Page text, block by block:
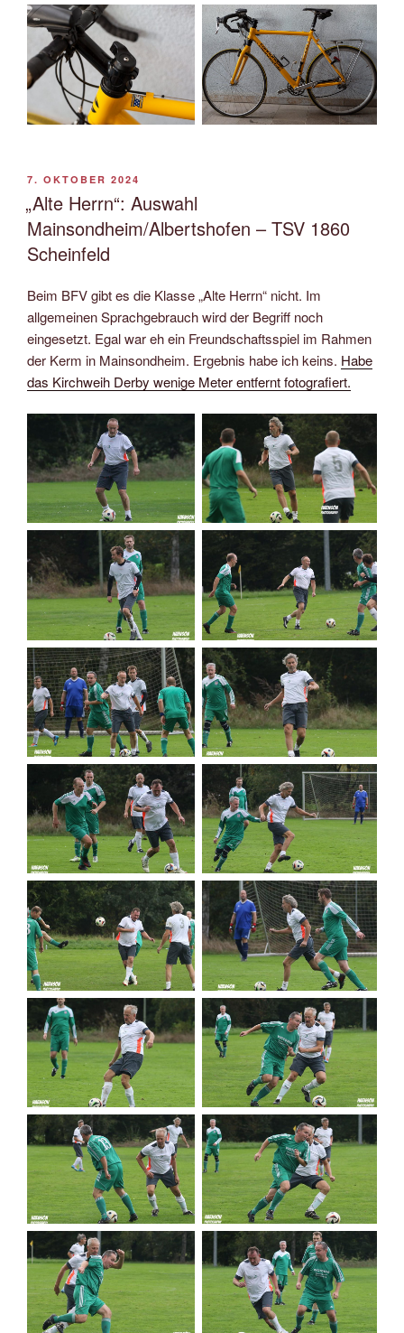
VERÖFFENTLICHT
AM
7. OKTOBER 2024
„Alte Herrn“: Auswahl
Mainsondheim/Albertshofen – TSV 1860
Scheinfeld
Beim BFV gibt es die Klasse „Alte Herrn“ nicht. Im
allgemeinen Sprachgebrauch wird der Begriff noch
eingesetzt. Egal war eh ein Freundschaftsspiel im Rahmen
der Kerm in Mainsondheim. Ergebnis habe ich keins. Habe
das Kirchweih Derby wenige Meter entfernt fotografiert.